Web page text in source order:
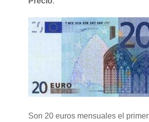
Son 20 euros mensuales el primer